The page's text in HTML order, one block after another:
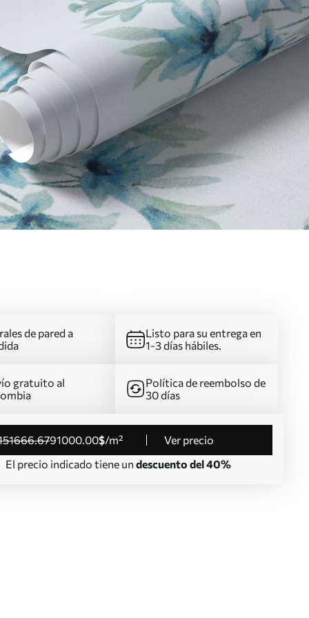
de pared a
Listo para su entrega en
1-3 días hábiles.
gratuito al
Política de reembolso de
30 días
.6791000.00$/m²
Ver precio
El precio indicado tiene un descuento del 40%